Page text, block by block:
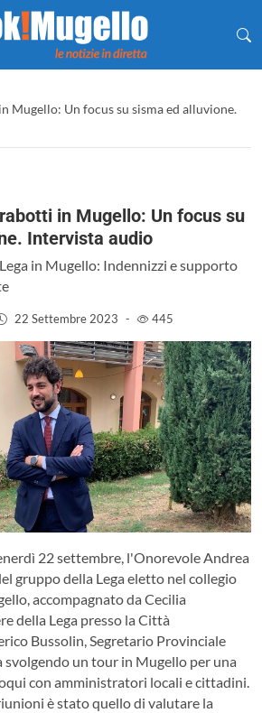
Mugello: Un focus su sisma ed alluvione.
in Mugello: Un focus su
Intervista audio
in Mugello: Indennizzi e supporto
22 Settembre 2023 - 445
22 settembre, l'Onorevole Andrea
gruppo della Lega eletto nel collegio
accompagnato da Cecilia
della Lega presso la Città
Bussolin, Segretario Provinciale
svolgendo un tour in Mugello per una
con amministratori locali e cittadini.
è stato quello di valutare la